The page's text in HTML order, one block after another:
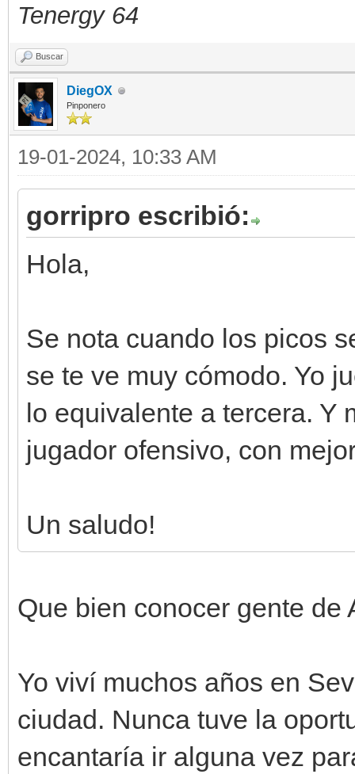
Tenergy 64
Buscar
DiegOX
Pinponero
19-01-2024, 10:33 AM
gorripro escribió:
Hola,
Se nota cuando los picos
se te ve muy cómodo. Yo
lo equivalente a tercera. Y
jugador ofensivo, con
Un saludo!
Que bien conocer gente de
Yo viví muchos años en
ciudad. Nunca tuve la
encantaría ir alguna vez